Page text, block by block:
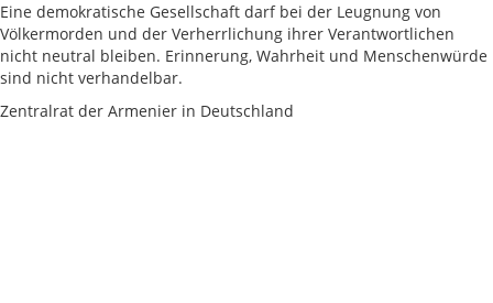
Eine demokratische Gesellschaft darf bei der Leugnung von
Völkermorden und der Verherrlichung ihrer Verantwortlichen
nicht neutral bleiben. Erinnerung, Wahrheit und Menschenwürde
sind nicht verhandelbar.
Zentralrat der Armenier in Deutschland